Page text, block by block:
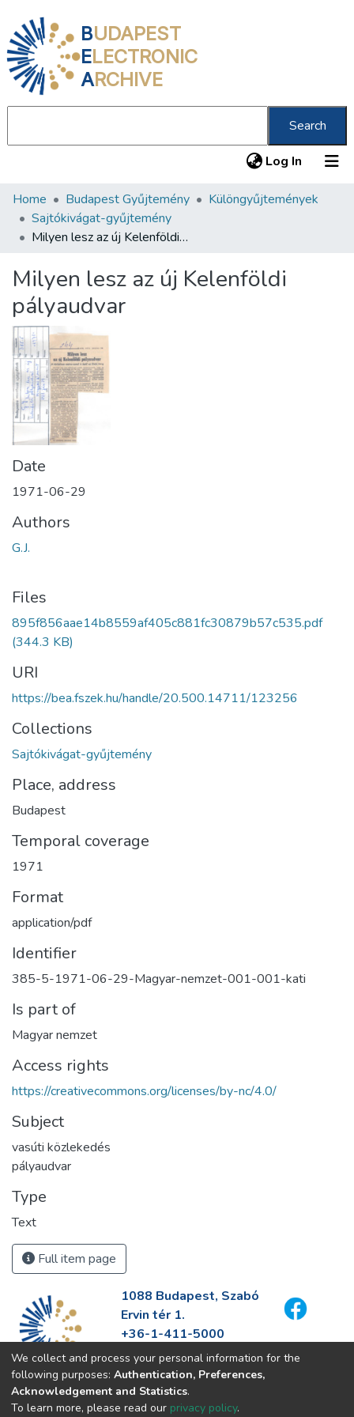
BUDAPEST
ELECTRONIC
ARCHIVE
Search
Log In (current)
Communities & Collections
All of DSpace
About us
Home Budapest Gyűjtemény
Különgyűjtemények
Sajtókivágat-gyűjtemény
Milyen lesz az új Kelenföldi pályaudvar
Milyen lesz az új Kelenföldi
pályaudvar
Date
1971-06-29
Authors
G.J.
Files
895f856aae14b8559af405c881fc30879b57c535.pdf
(344.3 KB)
URI
https://bea.fszek.hu/handle/20.500.14711/123256
Collections
Sajtókivágat-gyűjtemény
Place, address
Budapest
Temporal coverage
1971
Format
application/pdf
Identifier
385-5-1971-06-29-Magyar-nemzet-001-001-kati
Is part of
Magyar nemzet
Access rights
https://creativecommons.org/licenses/by-nc/4.0/
Subject
vasúti közlekedés
pályaudvar
Type
Text
Full item page
1088 Budapest, Szabó
Ervin tér 1.
+36-1-411-5000
info@fszek.hu
https://fszek.hu
We collect and process your personal information for the
following purposes: Authentication, Preferences,
Acknowledgement and Statistics.
To learn more, please read our privacy policy.